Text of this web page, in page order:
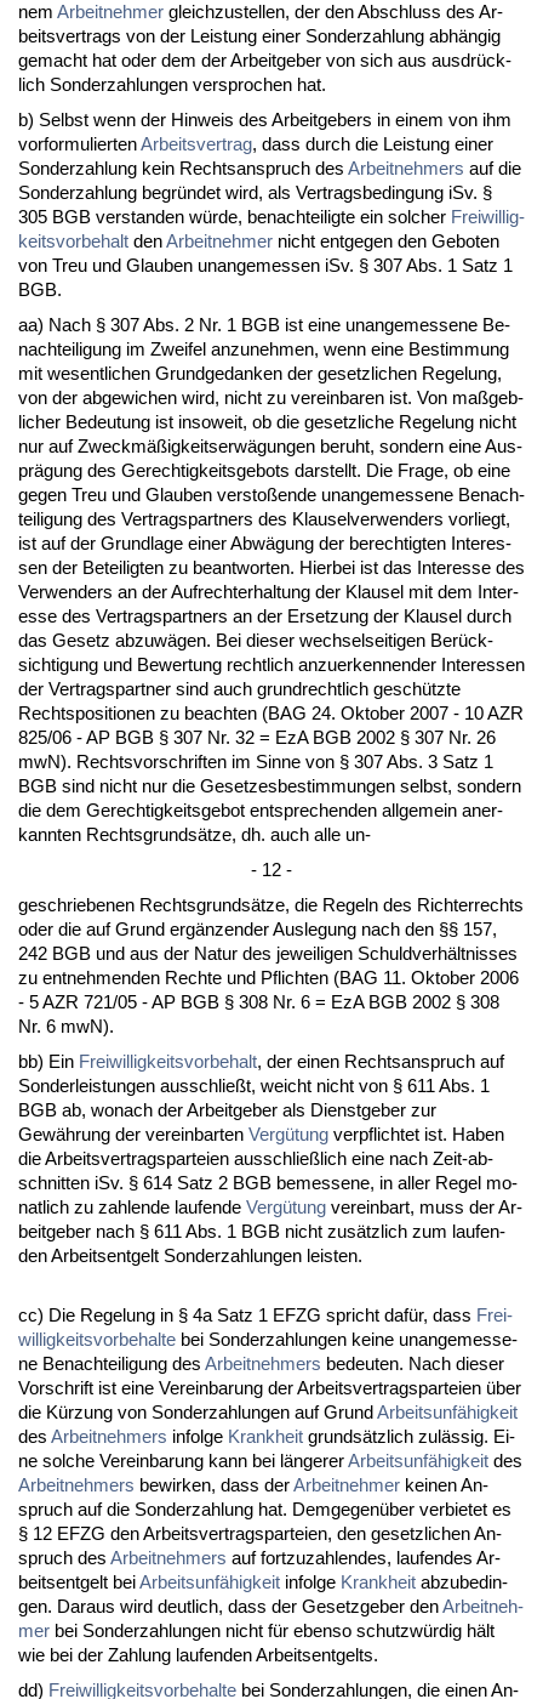
nem Ar­beit­neh­mer gleich­zu­stel­len, der den Ab­schluss des Ar­
beits­ver­trags von der Leis­tung ei­ner Son­der­zah­lung abhängig
ge­macht hat oder dem der Ar­beit­ge­ber von sich aus aus­drück­
lich Son­der­zah­lun­gen ver­spro­chen hat.
b) Selbst wenn der Hin­weis des Ar­beit­ge­bers in ei­nem von ihm
vor­for­mu­lier­tenAr­beits­ver­trag, dass durch die Leis­tung ei­ner
Son­der­zah­lung kein Rechts­an­spruch des Ar­beit­neh­mers auf die
Son­der­zah­lung be­gründet wird, als Ver­trags­be­din­gung iSv. §
305 BGB ver­stan­den würde, be­nach­tei­lig­te ein sol­cher Frei­wil­lig­
keits­vor­be­halt denAr­beit­neh­mer nicht ent­ge­gen den Ge­bo­ten
von Treu und Glau­ben un­an­ge­mes­sen iSv. § 307 Abs. 1 Satz 1
BGB.
aa) Nach § 307 Abs. 2 Nr. 1 BGB ist ei­ne un­an­ge­mes­se­ne Be­
nach­tei­li­gung im Zwei­fel an­zu­neh­men, wenn ei­ne Be­stim­mung
mit we­sent­li­chen Grund­ge­dan­ken der ge­setz­li­chen Re­ge­lung,
von der ab­ge­wi­chen wird, nicht zu ver­ein­ba­ren ist. Von maßgeb­
li­cher Be­deu­tung ist in­so­weit, ob die ge­setz­li­che Re­ge­lung nicht
nur auf Zweckmäßig­keits­erwägun­gen be­ruht, son­dern ei­ne Aus­
prägung des Ge­rech­tig­keits­ge­bots dar­stellt. Die Fra­ge, ob ei­ne
ge­gen Treu und Glau­ben ver­s­toßen­de un­an­ge­mes­se­ne Be­nach­
tei­li­gung des Ver­trags­part­ners des Klau­sel­ver­wen­ders vor­liegt,
ist auf der Grund­la­ge ei­ner Abwägung der be­rech­tig­ten In­ter­es­
sen der Be­tei­lig­ten zu be­ant­wor­ten. Hier­bei ist das In­ter­es­se des
Ver­wen­ders an der Auf­recht­er­hal­tung der Klau­sel mit dem In­ter­
es­se des Ver­trags­part­ners an der Er­set­zung der Klau­sel durch
das Ge­setz ab­zuwägen. Bei die­ser wech­sel­sei­ti­gen Berück­
sich­ti­gung und Be­wer­tung recht­lich an­zu­er­ken­nen­der In­ter­es­sen
der Ver­trags­part­ner sind auch grund­recht­lich geschütz­te
Rechts­po­si­tio­nen zu be­ach­ten (BAG 24. Ok­to­ber 2007 - 10 AZR
825/06 - AP BGB § 307 Nr. 32 = EzA BGB 2002 § 307 Nr. 26
mwN). Rechts­vor­schrif­ten im Sin­ne von § 307 Abs. 3 Satz 1
BGB sind nicht nur die Ge­set­zes­be­stim­mun­gen selbst, son­dern
die dem Ge­rech­tig­keits­ge­bot ent­spre­chen­den all­ge­mein an­er­
kann­ten Rechts­grundsätze, dh. auch al­le un-
- 12 -
ge­schrie­be­nen Rechts­grundsätze, die Re­geln des Richter­rechts
oder die auf Grund ergänzen­der Aus­le­gung nach den §§ 157,
242 BGB und aus der Na­tur des je­wei­li­gen Schuld­verhält­nis­ses
zu ent­neh­men­den Rech­te und Pflich­ten (BAG 11. Ok­to­ber 2006
- 5 AZR 721/05 - AP BGB § 308 Nr. 6 = EzA BGB 2002 § 308
Nr. 6 mwN).
bb) Ein Frei­wil­lig­keits­vor­be­halt, der ei­nen Rechts­an­spruch auf
Son­der­leis­tun­gen aus­sch­ließt, weicht nicht von § 611 Abs. 1
BGB ab, wo­nach der Ar­beit­ge­ber als Dienst­ge­ber zur
Gewährung der ver­ein­bar­ten Vergütung ver­pflich­tet ist. Ha­ben
die Ar­beits­ver­trags­par­tei­en aus­sch­ließlich ei­ne nach Zeit-ab­
schnit­ten iSv. § 614 Satz 2 BGB be­mes­se­ne, in al­ler Re­gel mo­
nat­lich zu zah­len­de lau­fen­de Vergütung ver­ein­bart, muss der Ar­
beit­ge­ber nach § 611 Abs. 1 BGB nicht zusätz­lich zum lau­fen­
den Ar­beits­ent­gelt Son­der­zah­lun­gen leis­ten.
cc) Die Re­ge­lung in § 4a Satz 1 EFZG spricht dafür, dass Frei­
wil­lig­keits­vor­be­hal­te bei Son­der­zah­lun­gen kei­ne un­an­ge­mes­se­
ne Be­nach­tei­li­gung des Ar­beit­neh­mers be­deu­ten. Nach die­ser
Vor­schrift ist ei­ne Ver­ein­ba­rung der Ar­beits­ver­trags­par­tei­en über
die Kürzung von Son­der­zah­lun­gen auf GrundAr­beits­unfähig­keit
des Ar­beit­neh­mers in­fol­ge Krank­heit grundsätz­lich zulässig. Ei­
ne sol­che Ver­ein­ba­rung kann bei länge­rerAr­beits­unfähig­keit des
Ar­beit­neh­mers be­wir­ken, dass derAr­beit­neh­mer kei­nen An­
spruch auf die Son­der­zah­lung hat. Dem­ge­genüber ver­bie­tet es
§ 12 EFZG den Ar­beits­ver­trags­par­tei­en, den ge­setz­li­chen An­
spruch des Ar­beit­neh­mers auf fort­zu­zah­len­des, lau­fen­des Ar­
beits­ent­gelt beiAr­beits­unfähig­keit in­fol­ge Krank­heit ab­zu­be­din­
gen. Dar­aus wird deut­lich, dass der Ge­setz­ge­ber denAr­beit­neh­
mer bei Son­der­zah­lun­gen nicht für eben­so schutzwürdig hält
wie bei der Zah­lung lau­fen­den Ar­beits­ent­gelts.
dd) Frei­wil­lig­keits­vor­be­hal­te bei Son­der­zah­lun­gen, die ei­nen An­